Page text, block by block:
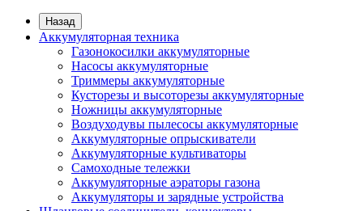
Назад
Аккумуляторная техника
Газонокосилки аккумуляторные
Насосы аккумуляторные
Триммеры аккумуляторные
Кусторезы и высоторезы аккумуляторные
Ножницы аккумуляторные
Воздуходувы пылесосы аккумуляторные
Аккумуляторные опрыскиватели
Аккумуляторные культиваторы
Самоходные тележки
Аккумуляторные аэраторы газона
Аккумуляторы и зарядные устройства